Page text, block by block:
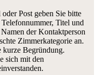
Post geben Sie bitte
Titel und
der Kontaktperson
Zimmerkategorie an.
Begründung.
sich mit den